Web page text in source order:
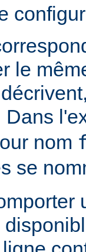
le
Dans
nom
se